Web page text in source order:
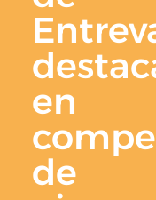
en
de